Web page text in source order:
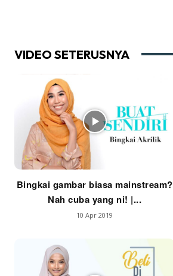
VIDEO SETERUSNYA
Bingkai gambar biasa mainstream?
Nah cuba yang ni! |...
10 Apr 2019